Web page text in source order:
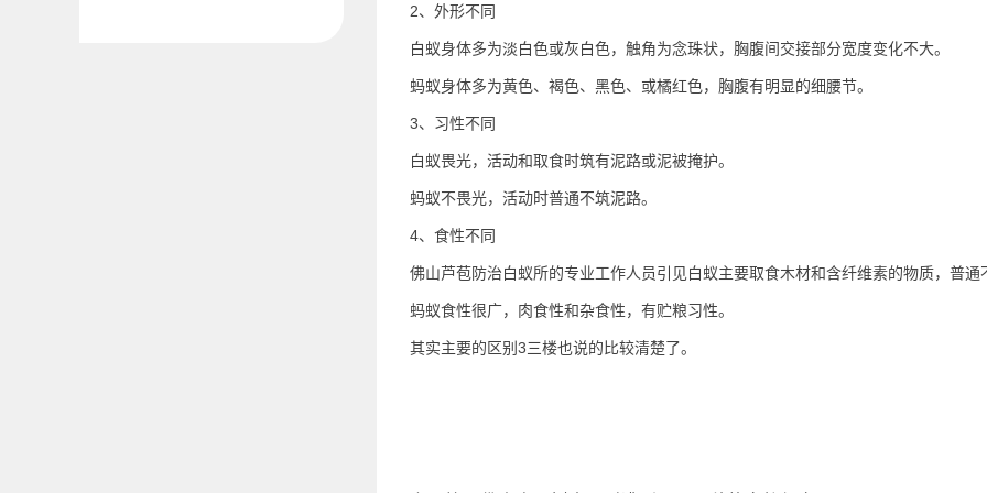
2、外形不同
白蚁身体多为淡白色或灰白色，触角为念珠状，胸腹间交接部分宽度变化不大。
蚂蚁身体多为黄色、褐色、黑色、或橘红色，胸腹有明显的细腰节。
3、习性不同
白蚁畏光，活动和取食时筑有泥路或泥被掩护。
蚂蚁不畏光，活动时普通不筑泥路。
4、食性不同
佛山芦苞防治白蚁所的专业工作人员引见白蚁主要取食木材和含纤维素的物质，普通
蚂蚁食性很广，肉食性和杂食性，有贮粮习性。
其实主要的区别3三楼也说的比较清楚了。